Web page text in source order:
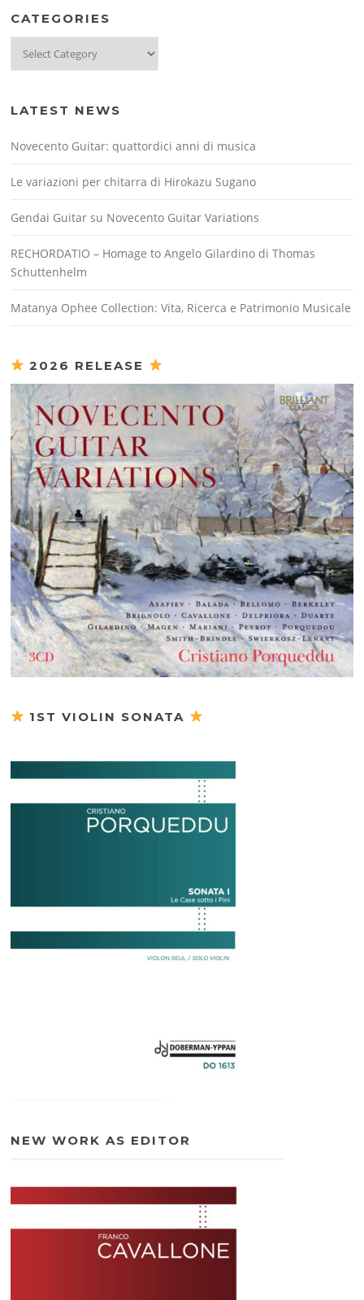
CATEGORIES
LATEST NEWS
Novecento Guitar: quattordici anni di musica
Le variazioni per chitarra di Hirokazu Sugano
Gendai Guitar su Novecento Guitar Variations
RECHORDATIO – Homage to Angelo Gilardino di Thomas
Schuttenhelm
Matanya Ophee Collection: Vita, Ricerca e Patrimonio Musicale
2026 RELEASE
1ST VIOLIN SONATA
NEW WORK AS EDITOR